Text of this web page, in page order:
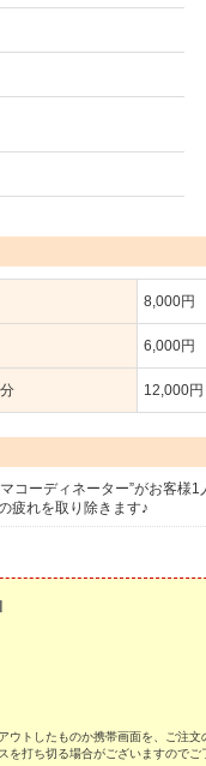
8,000円
6,000円
12,000円
コーディネーター”がお客様
疲れを取り除きます♪
トしたものか携帯画面を、ご注
打ち切る場合がございますのでご